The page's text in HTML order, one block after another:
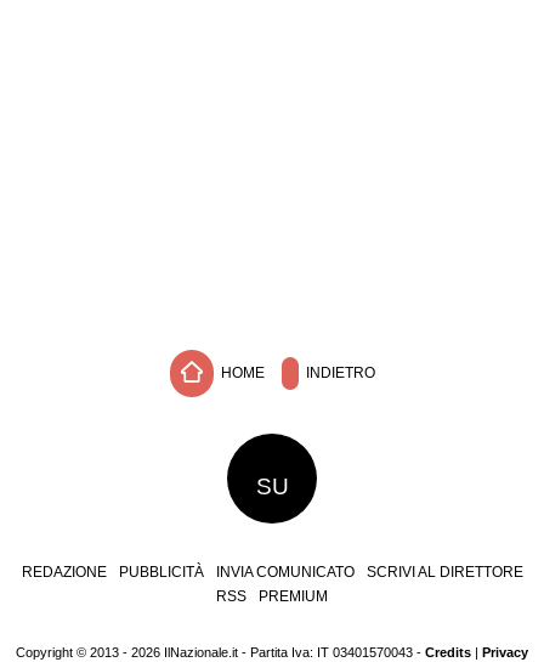
HOME INDIETRO
SU
REDAZIONE PUBBLICITÀ INVIA COMUNICATO
SCRIVI AL DIRETTORE
RSS
PREMIUM
Copyright © 2013 - 2026 IlNazionale.it - Partita Iva: IT 03401570043 - Credits | Privacy